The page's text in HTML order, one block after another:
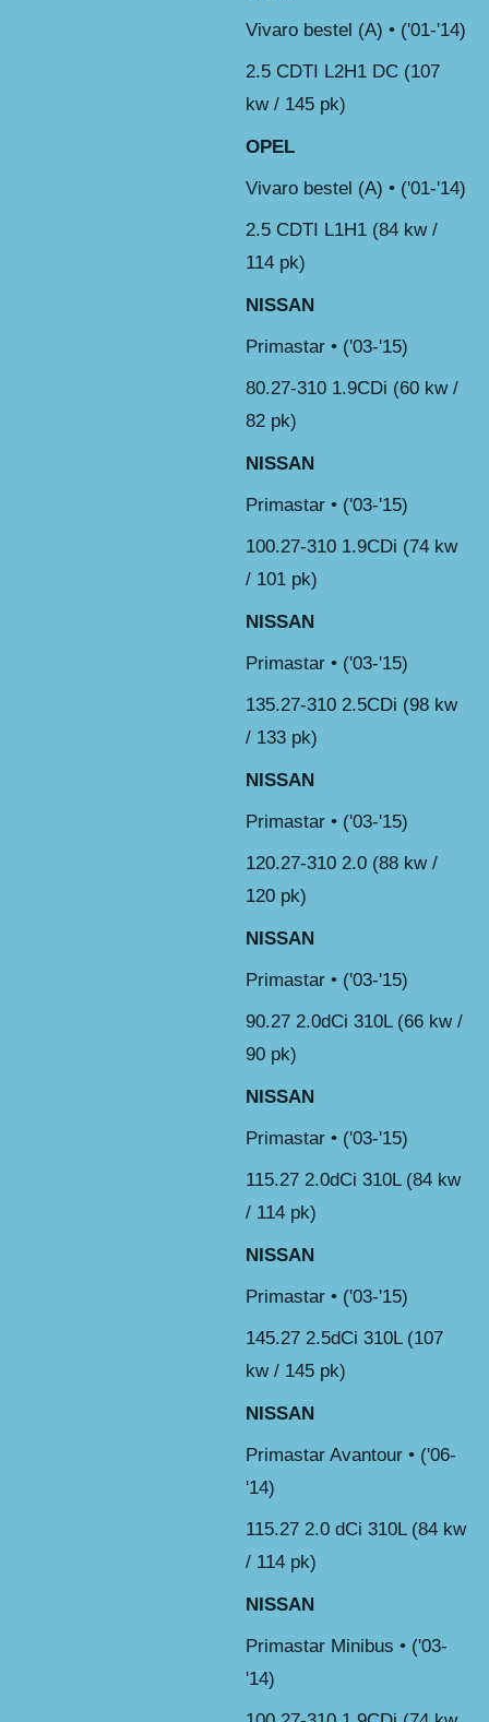
Vivaro bestel (A) • ('01-'14)
2.5 CDTI L2H1 DC (107
kw / 145 pk)
OPEL
Vivaro bestel (A) • ('01-'14)
2.5 CDTI L1H1 (84 kw /
114 pk)
NISSAN
Primastar • ('03-'15)
80.27-310 1.9CDi (60 kw /
82 pk)
NISSAN
Primastar • ('03-'15)
100.27-310 1.9CDi (74 kw
/ 101 pk)
NISSAN
Primastar • ('03-'15)
135.27-310 2.5CDi (98 kw
/ 133 pk)
NISSAN
Primastar • ('03-'15)
120.27-310 2.0 (88 kw /
120 pk)
NISSAN
Primastar • ('03-'15)
90.27 2.0dCi 310L (66 kw /
90 pk)
NISSAN
Primastar • ('03-'15)
115.27 2.0dCi 310L (84 kw
/ 114 pk)
NISSAN
Primastar • ('03-'15)
145.27 2.5dCi 310L (107
kw / 145 pk)
NISSAN
Primastar Avantour • ('06-
'14)
115.27 2.0 dCi 310L (84 kw
/ 114 pk)
NISSAN
Primastar Minibus • ('03-
'14)